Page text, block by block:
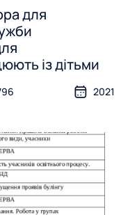
для
із дітьми
2021